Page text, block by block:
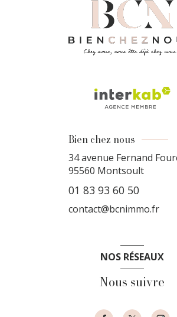
Bien chez nous
34 avenue Fernand
95560 Montsoult
01 83 93 60 50
contact@bcnimmo.fr
NOS RÉSEAUX
Nous suivre